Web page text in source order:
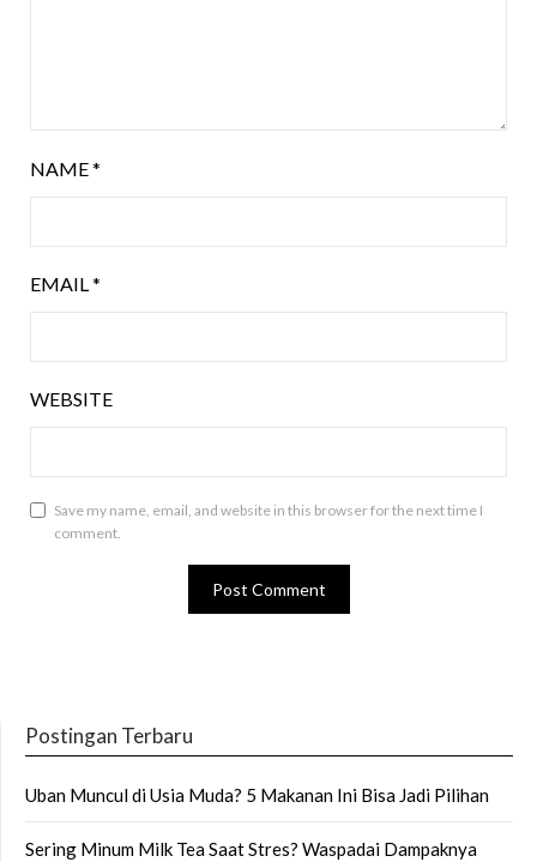
NAME*
EMAIL*
WEBSITE
Save my name, email, and website in this browser for the next time I
comment.
Postingan Terbaru
Uban Muncul di Usia Muda? 5 Makanan Ini Bisa Jadi Pilihan
Sering Minum Milk Tea Saat Stres? Waspadai Dampaknya